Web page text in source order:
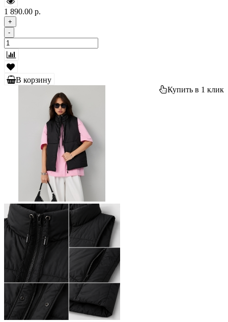
1 890.00 р.
+
-
В корзину
Купить в 1 клик